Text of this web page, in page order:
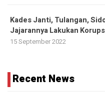
Kades Janti, Tulangan,
Jajarannya Lakukan
15 September 2022
Recent News